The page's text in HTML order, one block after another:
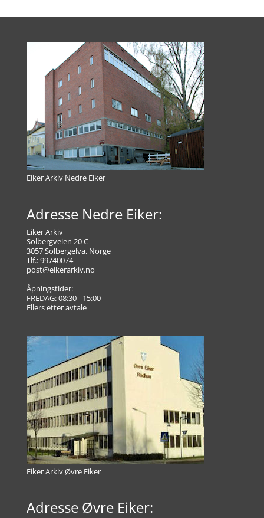
Eiker Arkiv Nedre Eiker
Adresse Nedre Eiker:
Eiker Arkiv
Solbergveien 20 C
3057 Solbergelva, Norge
Tlf.: 99740074
post@eikerarkiv.no
Åpningstider:
FREDAG: 08:30 - 15:00
Ellers etter avtale
Eiker Arkiv Øvre Eiker
Adresse Øvre Eiker: